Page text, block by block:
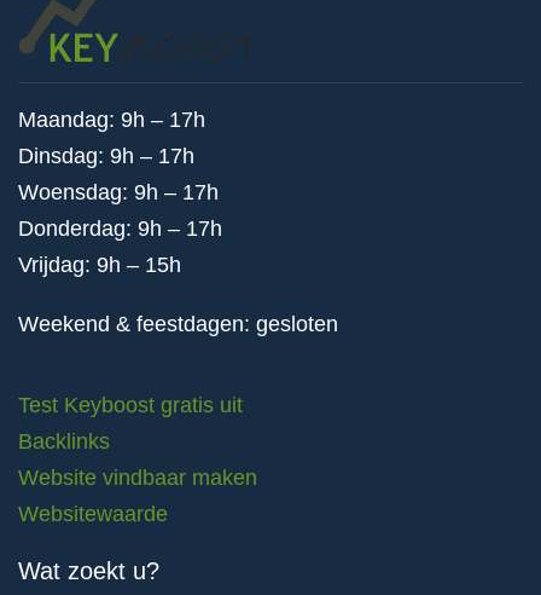
Maandag: 9h – 17h
Dinsdag: 9h – 17h
Woensdag: 9h – 17h
Donderdag: 9h – 17h
Vrijdag: 9h – 15h
Weekend & feestdagen: gesloten
Test Keyboost gratis uit
Backlinks
Website vindbaar maken
Websitewaarde
Wat zoekt u?